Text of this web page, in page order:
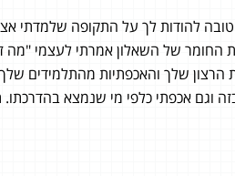
להודות לך על התקופה שלמדתי
החומר של השאלון אמרתי לעצמי "מה
הרצון שלך והאכפתיות מהתלמידים
וגם אכפתי כלפי מי שנמצא בהדרכתו.